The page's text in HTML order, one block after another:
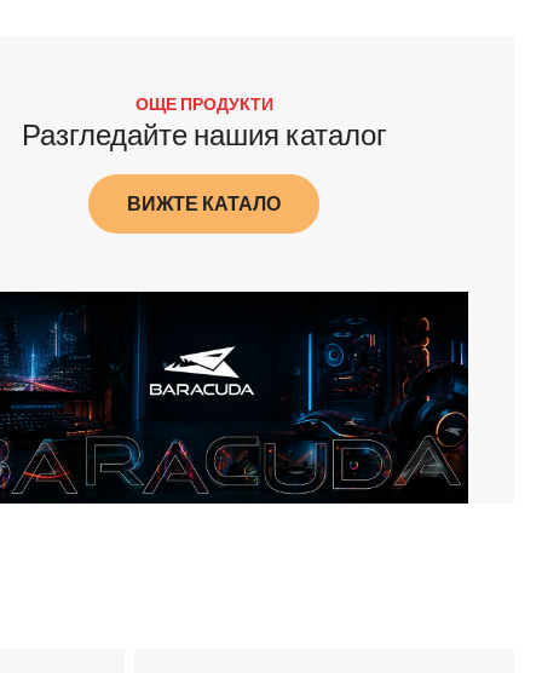
ОЩЕ ПРОДУКТИ
Разгледайте нашия каталог
ВИЖТЕ КАТАЛО